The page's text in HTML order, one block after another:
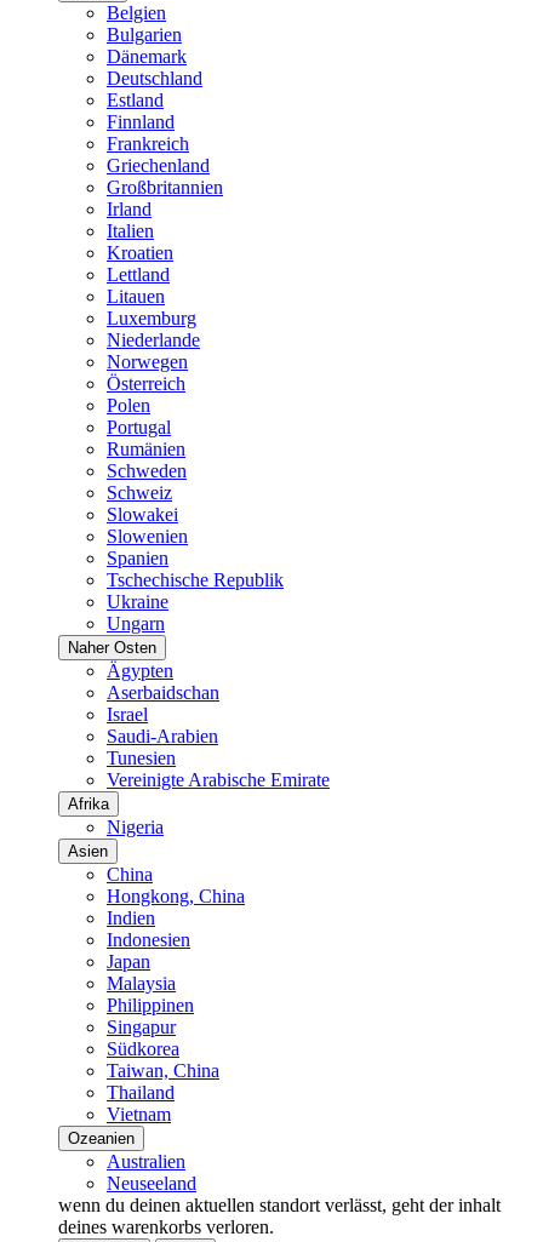
Belgien
Bulgarien
Dänemark
Deutschland
Estland
Finnland
Frankreich
Griechenland
Großbritannien
Irland
Italien
Kroatien
Lettland
Litauen
Luxemburg
Niederlande
Norwegen
Österreich
Polen
Portugal
Rumänien
Schweden
Schweiz
Slowakei
Slowenien
Spanien
Tschechische Republik
Ukraine
Ungarn
Naher Osten
Ägypten
Aserbaidschan
Israel
Saudi-Arabien
Tunesien
Vereinigte Arabische Emirate
Afrika
Nigeria
Asien
China
Hongkong, China
Indien
Indonesien
Japan
Malaysia
Philippinen
Singapur
Südkorea
Taiwan, China
Thailand
Vietnam
Ozeanien
Australien
Neuseeland
wenn du deinen aktuellen standort verlässt, geht der inhalt
deines warenkorbs verloren.